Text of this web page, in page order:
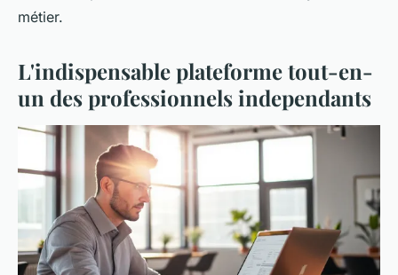
métier.
L'indispensable plateforme tout-en-
un des professionnels independants